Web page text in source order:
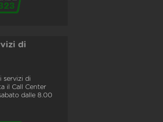
di
servizi di
il Call Center
dalle 8.00